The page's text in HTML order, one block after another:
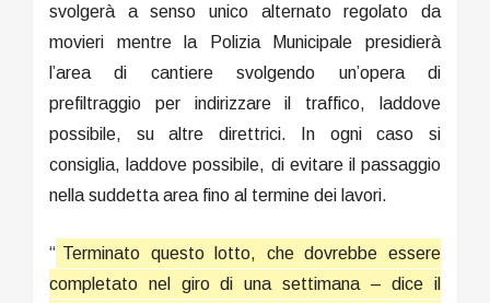
svolgerà a senso unico alternato regolato da
movieri mentre la Polizia Municipale presidierà
l’area di cantiere svolgendo un’opera di
prefiltraggio per indirizzare il traffico, laddove
possibile, su altre direttrici. In ogni caso si
consiglia, laddove possibile, di evitare il passaggio
nella suddetta area fino al termine dei lavori.
“ Terminato questo lotto, che dovrebbe essere
completato nel giro di una settimana – dice il